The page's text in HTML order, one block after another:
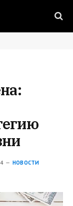
НОВОСТИ